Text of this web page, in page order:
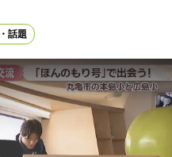
話題